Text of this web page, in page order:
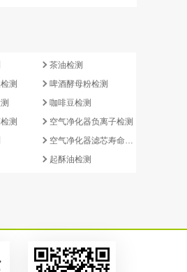
测
测
茶油检测
啤酒酵母粉检测
咖啡豆检测
空气净化器负离子检测
空气净化器滤芯寿命检测
起酥油检测